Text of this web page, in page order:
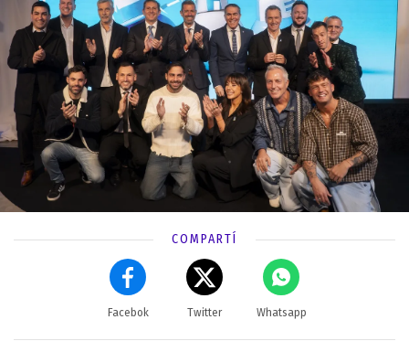
COMPARTÍ
Facebok Twitter Whatsapp